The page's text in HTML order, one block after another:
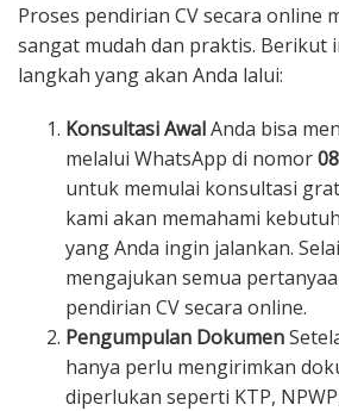
Proses pendirian CV secara online
sangat mudah dan praktis. Berikut
langkah yang akan Anda lalui:
Konsultasi AwalAnda bisa
melalui WhatsApp di nomor
untuk memulai konsultasi
kami akan memahami
yang Anda ingin jalankan.
mengajukan semua
pendirian CV secara online.
Pengumpulan Dokumen
hanya perlu mengirimkan
diperlukan seperti KTP,